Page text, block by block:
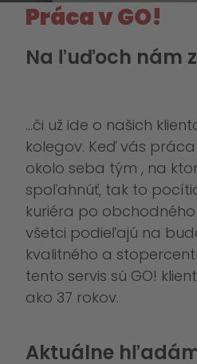
Práca v GO!
Na ľuďoch nám
...či už ide o našich
kolegov. Keď vás
okolo seba tým , na
spoľahnúť, tak to
kuriéra po
všetci podieľajú na
kvalitného a
tento servis sú GO!
ako 37 rokov.
Aktuálne